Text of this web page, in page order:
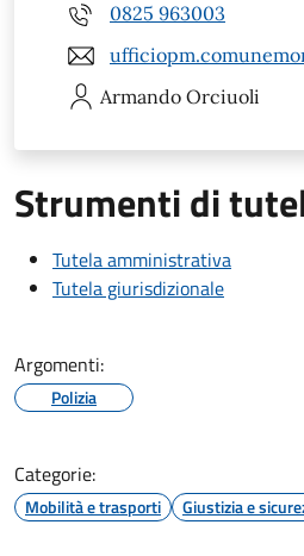
0825 963003
Armando Orciuoli
Strumenti di
Tutela amministrativa
Tutela giurisdizionale
Argomenti:
Polizia
Categorie:
Mobilità e trasporti Giustizia e